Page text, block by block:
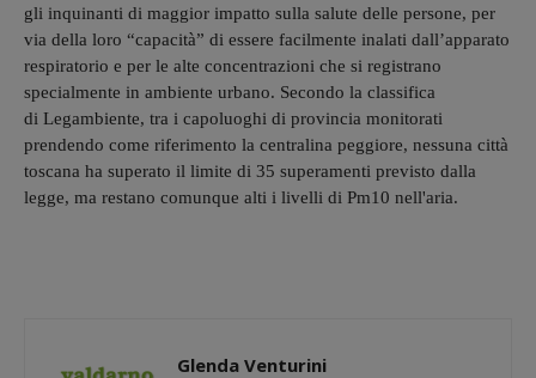
gli inquinanti di maggior impatto sulla salute delle persone, per
via della loro “capacità” di essere facilmente inalati dall’apparato
respiratorio e per le alte concentrazioni che si registrano
specialmente in ambiente urbano. Secondo la classifica
di Legambiente, tra i capoluoghi di provincia monitorati
prendendo come riferimento la centralina peggiore, nessuna città
toscana ha superato il limite di 35 superamenti previsto dalla
legge, ma restano comunque alti i livelli di Pm10 nell'aria.
Glenda Venturini